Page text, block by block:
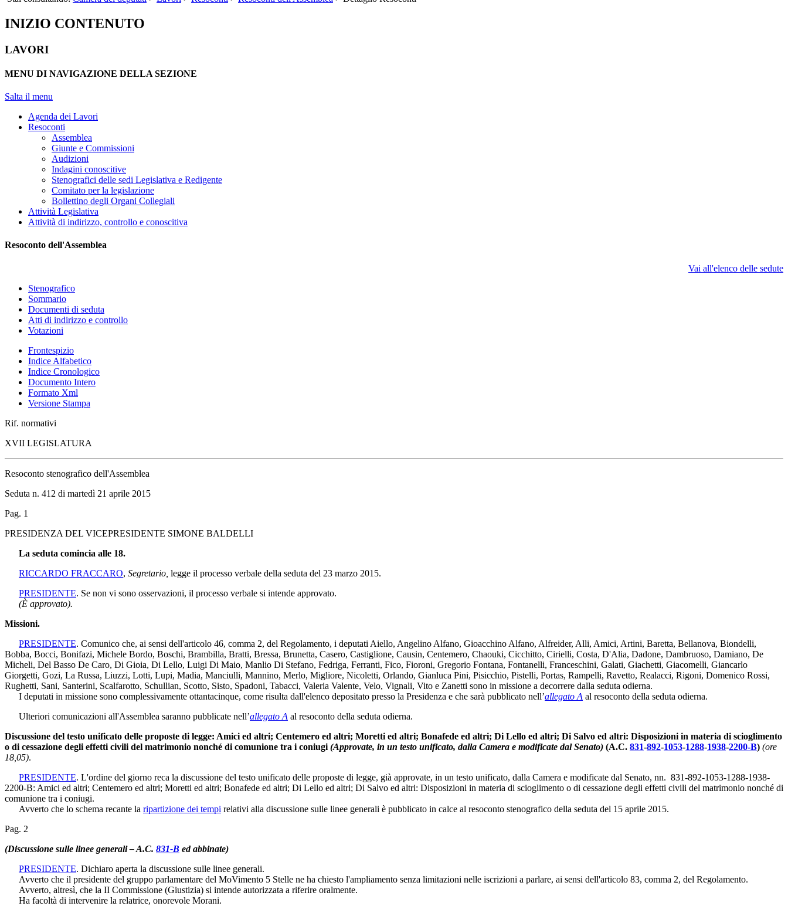
INIZIO CONTENUTO
LAVORI
MENU DI NAVIGAZIONE DELLA SEZIONE
Salta il menu
Agenda dei Lavori
Resoconti
Assemblea
Giunte e Commissioni
Audizioni
Indagini conoscitive
Stenografici delle sedi Legislativa e Redigente
Comitato per la legislazione
Bollettino degli Organi Collegiali
Attività Legislativa
Attività di indirizzo, controllo e conoscitiva
Resoconto dell'Assemblea
Vai all'elenco delle sedute
Stenografico
Sommario
Documenti di seduta
Atti di indirizzo e controllo
Votazioni
Frontespizio
Indice Alfabetico
Indice Cronologico
Documento Intero
Formato Xml
Versione Stampa
Rif. normativi
XVII LEGISLATURA
Resoconto stenografico dell'Assemblea
Seduta n. 412 di martedì 21 aprile 2015
Pag. 1
PRESIDENZA DEL VICEPRESIDENTE SIMONE BALDELLI
La seduta comincia alle 18.
RICCARDO FRACCARO, Segretario, legge il processo verbale della seduta del 23 marzo 2015.
PRESIDENTE. Se non vi sono osservazioni, il processo verbale si intende approvato.
(È approvato).
Missioni.
PRESIDENTE. Comunico che, ai sensi dell'articolo 46, comma 2, del Regolamento, i deputati Aiello, Angelino Alfano, Gioacchino Alfano, Alfreider, Alli, Amici, Artini, Baretta, Bellanova, Biondelli,
Bobba, Bocci, Bonifazi, Michele Bordo, Boschi, Brambilla, Bratti, Bressa, Brunetta, Casero, Castiglione, Causin, Centemero, Chaouki, Cicchitto, Cirielli, Costa, D'Alia, Dadone, Dambruoso, Damiano, De
Micheli, Del Basso De Caro, Di Gioia, Di Lello, Luigi Di Maio, Manlio Di Stefano, Fedriga, Ferranti, Fico, Fioroni, Gregorio Fontana, Fontanelli, Franceschini, Galati, Giachetti, Giacomelli, Giancarlo
Giorgetti, Gozi, La Russa, Liuzzi, Lotti, Lupi, Madia, Manciulli, Mannino, Merlo, Migliore, Nicoletti, Orlando, Gianluca Pini, Pisicchio, Pistelli, Portas, Rampelli, Ravetto, Realacci, Rigoni, Domenico Rossi,
Rughetti, Sani, Santerini, Scalfarotto, Schullian, Scotto, Sisto, Spadoni, Tabacci, Valeria Valente, Velo, Vignali, Vito e Zanetti sono in missione a decorrere dalla seduta odierna.
I deputati in missione sono complessivamente ottantacinque, come risulta dall'elenco depositato presso la Presidenza e che sarà pubblicato nell’allegato A al resoconto della seduta odierna.
Ulteriori comunicazioni all'Assemblea saranno pubblicate nell’allegato A al resoconto della seduta odierna.
Discussione del testo unificato delle proposte di legge: Amici ed altri; Centemero ed altri; Moretti ed altri; Bonafede ed altri; Di Lello ed altri; Di Salvo ed altri: Disposizioni in materia di scioglimento
o di cessazione degli effetti civili del matrimonio nonché di comunione tra i coniugi (Approvate, in un testo unificato, dalla Camera e modificate dal Senato) (A.C. 831-892-1053-1288-1938-2200-B) (ore
18,05).
PRESIDENTE. L'ordine del giorno reca la discussione del testo unificato delle proposte di legge, già approvate, in un testo unificato, dalla Camera e modificate dal Senato, nn. 831-892-1053-1288-1938-
2200-B: Amici ed altri; Centemero ed altri; Moretti ed altri; Bonafede ed altri; Di Lello ed altri; Di Salvo ed altri: Disposizioni in materia di scioglimento o di cessazione degli effetti civili del matrimonio nonché di
comunione tra i coniugi.
Avverto che lo schema recante la ripartizione dei tempi relativi alla discussione sulle linee generali è pubblicato in calce al resoconto stenografico della seduta del 15 aprile 2015.
Pag. 2
(Discussione sulle linee generali – A.C. 831-B ed abbinate)
PRESIDENTE. Dichiaro aperta la discussione sulle linee generali.
Avverto che il presidente del gruppo parlamentare del MoVimento 5 Stelle ne ha chiesto l'ampliamento senza limitazioni nelle iscrizioni a parlare, ai sensi dell'articolo 83, comma 2, del Regolamento.
Avverto, altresì, che la II Commissione (Giustizia) si intende autorizzata a riferire oralmente.
Ha facoltà di intervenire la relatrice, onorevole Morani.